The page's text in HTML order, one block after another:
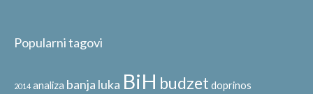
Popularni tagovi
2014 analiza banja luka BiH budzet doprinos